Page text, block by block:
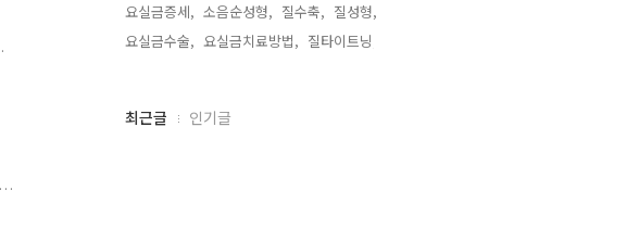
요실금증세, 소음순성형, 질수축, 질성형,
요실금수술, 요실금치료방법, 질타이트닝,
최
최근글 인기글